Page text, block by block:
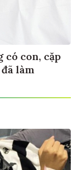
có con, cặp
làm